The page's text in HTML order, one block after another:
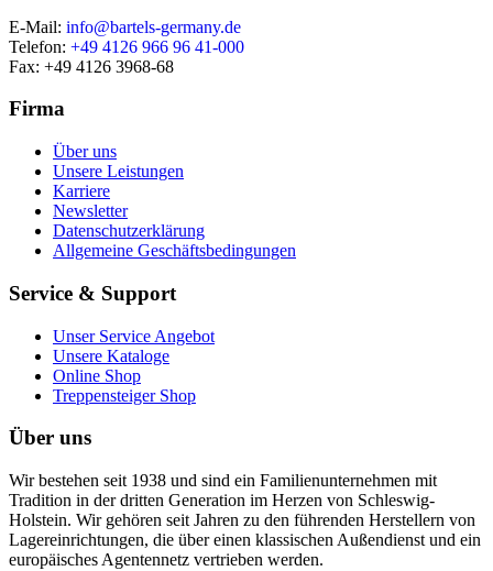
E-Mail: info@bartels-germany.de
Telefon: +49 4126 966 96 41-000
Fax: +49 4126 3968-68
Firma
Über uns
Unsere Leistungen
Karriere
Newsletter
Datenschutzerklärung
Allgemeine Geschäftsbedingungen
Service & Support
Unser Service Angebot
Unsere Kataloge
Online Shop
Treppensteiger Shop
Über uns
Wir bestehen seit 1938 und sind ein Familienunternehmen mit
Tradition in der dritten Generation im Herzen von Schleswig-
Holstein. Wir gehören seit Jahren zu den führenden Herstellern von
Lagereinrichtungen, die über einen klassischen Außendienst und ein
europäisches Agentennetz vertrieben werden.